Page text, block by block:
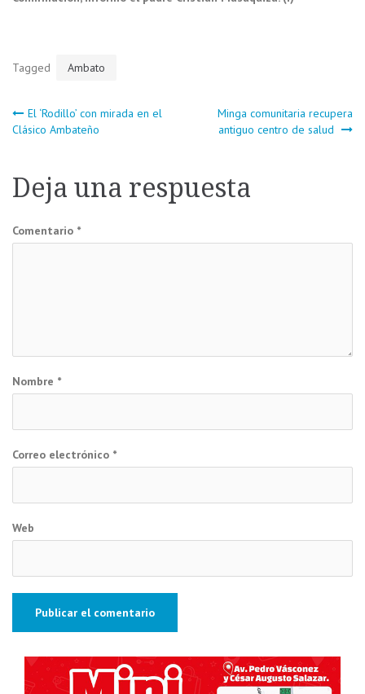
Tagged Ambato
Navegación
entradas
El ‘Rodillo’ con mirada en el
Clásico Ambateño
Minga comunitaria recupera
antiguo centro de salud
Deja una respuesta
Comentario *
Nombre *
Correo electrónico *
Web